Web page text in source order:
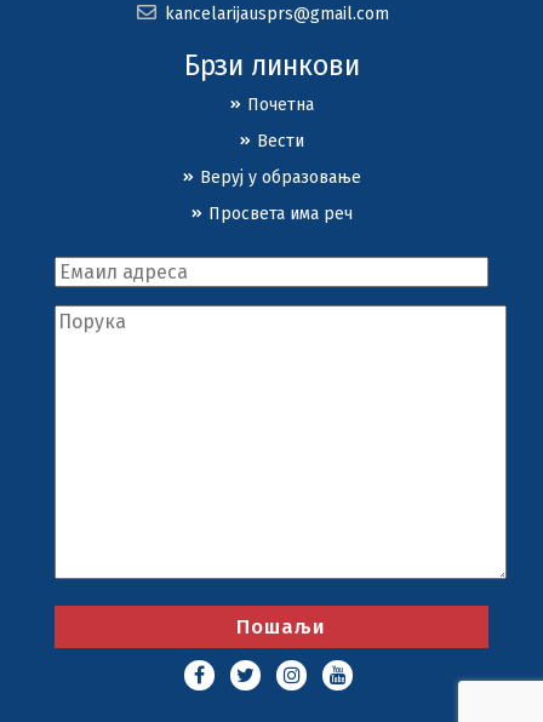
kancelarijausprs@gmail.com
Брзи линкови
Почетна
Вести
Веруј у образовање
Просвета има реч